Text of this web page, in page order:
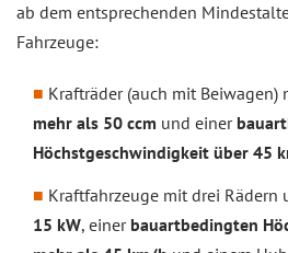
ab dem entsprechenden
Fahrzeuge:
Krafträder (auch mit
mehr als 50 ccm und einer
Höchstgeschwindigkeit über 45
Kraftfahrzeuge mit drei Rädern
15 kW, einer bauartbedingten